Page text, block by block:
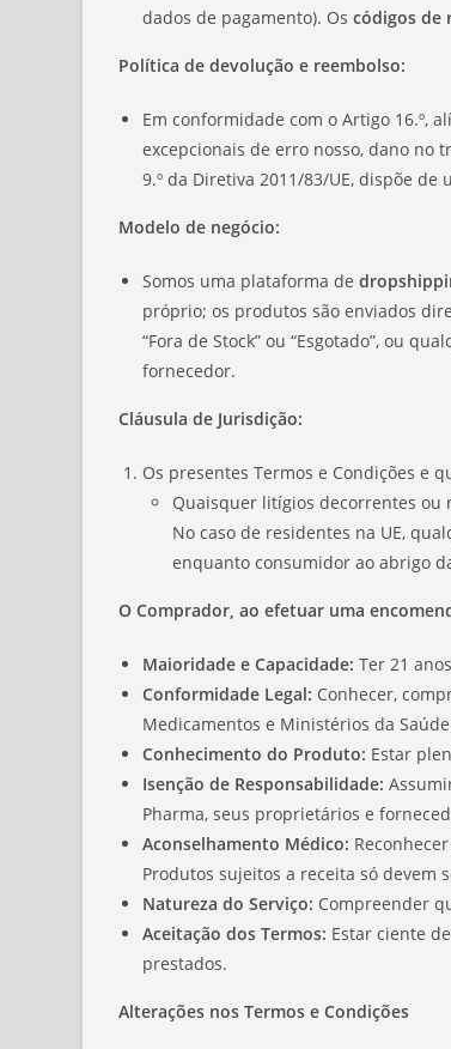
dados de pagamento). Os códigos de
Política de devolução e reembolso:
Em conformidade com o Artigo 16.º,
excepcionais de erro nosso, dano no
9.º da Diretiva 2011/83/UE, dispõe
Modelo de negócio:
Somos uma plataforma de
próprio; os produtos são enviados
“Fora de Stock” ou “Esgotado”, ou
fornecedor.
Cláusula de Jurisdição:
Os presentes Termos e Condições e
Quaisquer litígios decorrentes ou
No caso de residentes na UE,
enquanto consumidor ao abrigo
O Comprador, ao efetuar uma
Maioridade e Capacidade: Ter 21
Conformidade Legal: Conhecer,
Medicamentos e Ministérios da
Conhecimento do Produto: Estar
Isenção de Responsabilidade:
Pharma, seus proprietários e
Aconselhamento Médico:
Produtos sujeitos a receita só
Natureza do Serviço: Compreender
Aceitação dos Termos: Estar ciente
prestados.
Alterações nos Termos e Condições